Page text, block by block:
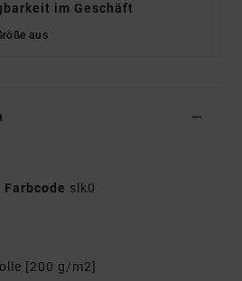
im Geschäft
aus
Farbcode slk0
[200 g/m2]